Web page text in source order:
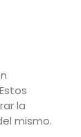
la
mismo.